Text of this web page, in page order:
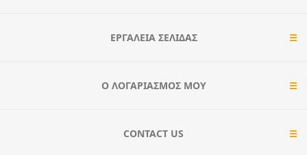
ΕΡΓΑΛΕΊΑ ΣΕΛΊΔΑΣ
Ο ΛΟΓΑΡΙΑΣΜΌΣ ΜΟΥ
CONTACT US